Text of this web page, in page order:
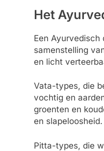
Het
Een
samenstelling
en licht
Vata-types, die
vochtig en
groenten en
en slapeloosheid.
Pitta-types, die